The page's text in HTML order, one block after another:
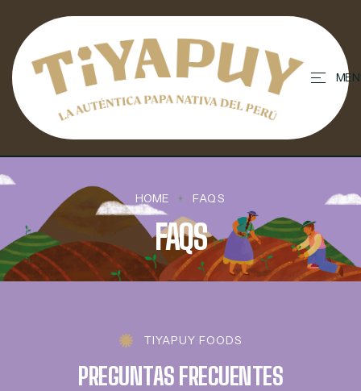
HOME FAQS
FAQS
PREGUNTAS FRECUENTES
TIYAPUY FOODS